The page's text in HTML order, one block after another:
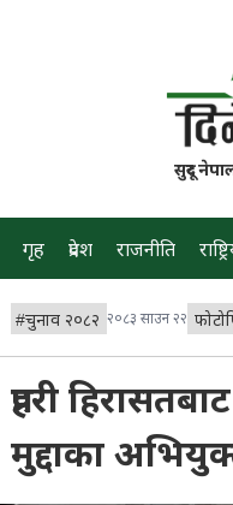
सुदूर
गृह प्रदेश राजनीति
#चुनाव २०८२ २०८३ साउन २२
प्रहरी
मुद्दाका